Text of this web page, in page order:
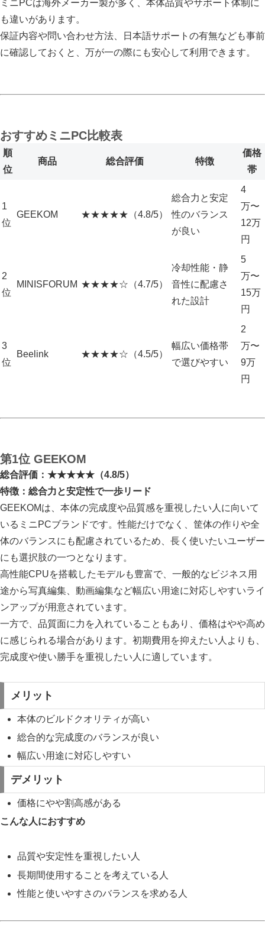
ミニPCは海外メーカー製が多く、本体品質やサポート体制に
も違いがあります。
保証内容や問い合わせ方法、日本語サポートの有無なども事前
に確認しておくと、万が一の際にも安心して利用できます。
おすすめミニPC比較表
順
位
商品 総合評価 特徴
価格
帯
1
位
GEEKOM ★★★★★（4.8/5）
総合力と安定
性のバランス
が良い
4
万〜
12万
円
2
位
MINISFORUM ★★★★☆（4.7/5）
冷却性能・静
音性に配慮さ
れた設計
5
万〜
15万
円
3
位
Beelink ★★★★☆（4.5/5）
幅広い価格帯
で選びやすい
2
万〜
9万
円
第1位 GEEKOM
総合評価：★★★★★（4.8/5）
特徴：総合力と安定性で一歩リード
GEEKOMは、本体の完成度や品質感を重視したい人に向いて
いるミニPCブランドです。性能だけでなく、筐体の作りや全
体のバランスにも配慮されているため、長く使いたいユーザー
にも選択肢の一つとなります。
高性能CPUを搭載したモデルも豊富で、一般的なビジネス用
途から写真編集、動画編集など幅広い用途に対応しやすいライ
ンアップが用意されています。
一方で、品質面に力を入れていることもあり、価格はやや高め
に感じられる場合があります。初期費用を抑えたい人よりも、
完成度や使い勝手を重視したい人に適しています。
メリット
本体のビルドクオリティが高い
総合的な完成度のバランスが良い
幅広い用途に対応しやすい
デメリット
価格にやや割高感がある
こんな人におすすめ
品質や安定性を重視したい人
長期間使用することを考えている人
性能と使いやすさのバランスを求める人